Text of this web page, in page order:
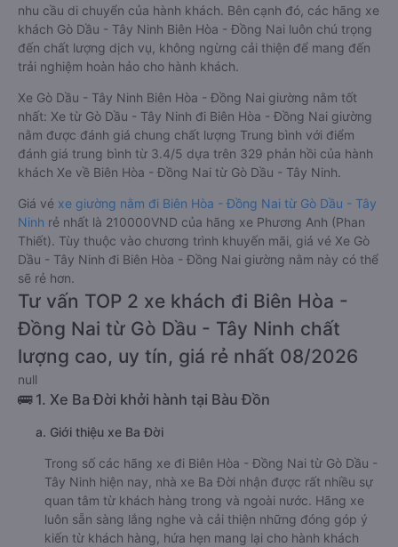
nhu cầu di chuyển của hành khách. Bên cạnh đó, các hãng xe
khách Gò Dầu - Tây Ninh Biên Hòa - Đồng Nai luôn chú trọng
đến chất lượng dịch vụ, không ngừng cải thiện để mang đến
trải nghiệm hoàn hảo cho hành khách.
Xe Gò Dầu - Tây Ninh Biên Hòa - Đồng Nai giường nằm tốt
nhất: Xe từ Gò Dầu - Tây Ninh đi Biên Hòa - Đồng Nai giường
nằm được đánh giá chung chất lượng Trung bình với điểm
đánh giá trung bình từ 3.4/5 dựa trên 329 phản hồi của hành
khách Xe về Biên Hòa - Đồng Nai từ Gò Dầu - Tây Ninh.
Giá vé xe giường nằm đi Biên Hòa - Đồng Nai từ Gò Dầu - Tây
Ninh rẻ nhất là 210000VND của hãng xe Phương Anh (Phan
Thiết). Tùy thuộc vào chương trình khuyến mãi, giá vé Xe Gò
Dầu - Tây Ninh đi Biên Hòa - Đồng Nai giường nằm này có thể
sẽ rẻ hơn.
Tư vấn TOP 2 xe khách đi Biên Hòa -
Đồng Nai từ Gò Dầu - Tây Ninh chất
lượng cao, uy tín, giá rẻ nhất 08/2026
null
🚌 1. Xe Ba Đời khởi hành tại Bàu Đồn
a. Giới thiệu xe Ba Đời
Trong số các hãng xe đi Biên Hòa - Đồng Nai từ Gò Dầu -
Tây Ninh hiện nay, nhà xe Ba Đời nhận được rất nhiều sự
quan tâm từ khách hàng trong và ngoài nước. Hãng xe
luôn sẵn sàng lắng nghe và cải thiện những đóng góp ý
kiến từ khách hàng, hứa hẹn mang lại cho hành khách